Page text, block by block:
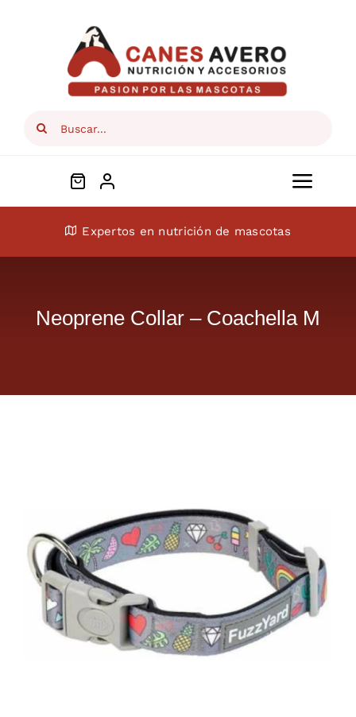
Search
Conócenos
Arenas
Descanso
Super Ofertas
Expertos en nutrición de mascotas
Neoprene Collar – Coachella M